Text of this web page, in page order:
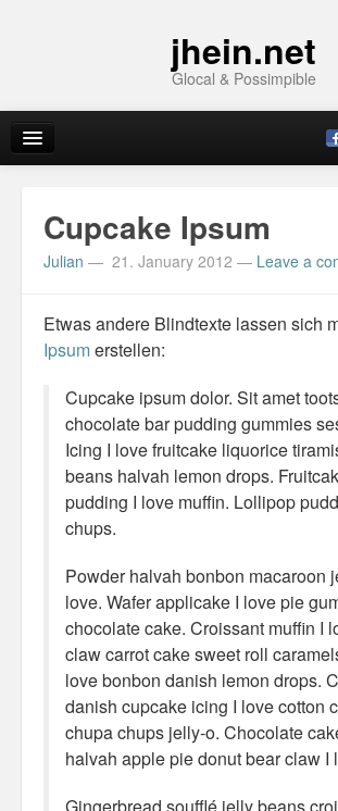
jhein.net
Glocal & Possimpible
Sitemap
Contact
Imprint
Topics
Misc
Business Server Cashflow
Design is how it works
The Others
Money Makes The World Go Round
GTD and shit
Smarty-Pants
Cupcake Ipsum
Julian — 21. January 2012 — Leave a
Etwas andere Blindtexte lassen sich
Ipsumerstellen:
Cupcake ipsum dolor. Sit amet
chocolate bar pudding gummies
Icing I love fruitcake liquorice
beans halvah lemon drops.
pudding I love muffin. Lollipop
chups.
Powder halvah bonbon macaroon
love. Wafer applicake I love pie
chocolate cake. Croissant muffin I
claw carrot cake sweet roll
love bonbon danish lemon drops.
danish cupcake icing I love cotton
chupa chups jelly-o. Chocolate
halvah apple pie donut bear claw I